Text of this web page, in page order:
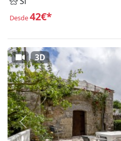
Desde42€*
Anterior
3D